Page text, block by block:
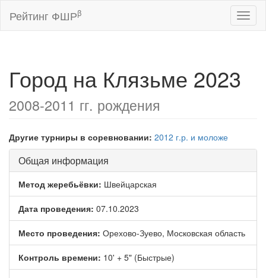
Рейтинг ФШРβ
Город на Клязьме 2023
2008-2011 гг. рождения
Другие турниры в соревновании: 2012 г.р. и моложе
Общая информация
Метод жеребьёвки: Швейцарская
Дата проведения: 07.10.2023
Место проведения: Орехово-Зуево, Московская область
Контроль времени: 10' + 5" (Быстрые)